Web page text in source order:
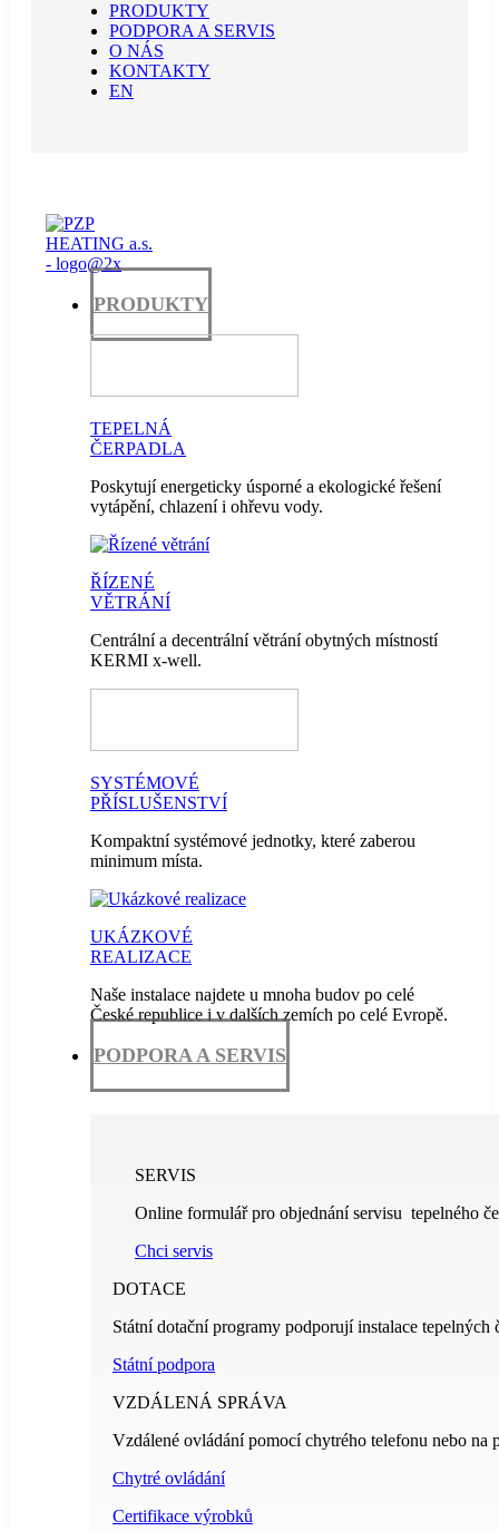
PRODUKTY
PODPORA A SERVIS
O NÁS
KONTAKTY
EN
PRODUKTY
TEPELNÁ
ČERPADLA
Poskytují energeticky úsporné a ekologické řešení
vytápění, chlazení i ohřevu vody.
ŘÍZENÉ
VĚTRÁNÍ
Centrální a decentrální větrání obytných místností
KERMI x-well.
SYSTÉMOVÉ
PŘÍSLUŠENSTVÍ
Kompaktní systémové jednotky, které zaberou
minimum místa.
UKÁZKOVÉ
REALIZACE
Naše instalace najdete u mnoha budov po celé
České republice i v dalších zemích po celé Evropě.
PODPORA A SERVIS
SERVIS
Online formulář pro objednání servisu tepelného
Chci servis
DOTACE
Státní dotační programy podporují instalace tepelných
Státní podpora
VZDÁLENÁ SPRÁVA
Vzdálené ovládání pomocí chytrého telefonu nebo na
Chytré ovládání
Certifikace výrobků